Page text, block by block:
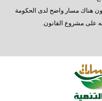
هناك مسار واضح لدى الحكومة
على مشروع القانون.